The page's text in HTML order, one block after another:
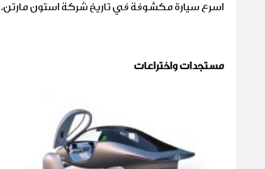
اسرع سيارة مكشوفة في تاريخ شركة استون مارتن.
مستجدات واختراعات